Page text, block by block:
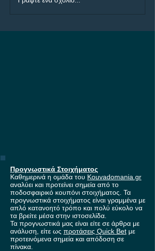
Προγνωστικά Στοιχήματος
Καθημερινά η ομάδα του Kouvadomania.gr
αναλύει και προτείνει σημεία από το
ποδοσφαιρικό κουπόνι στοιχήματος. Τα
προγνωστικά στοιχήματος είναι γραμμένα με
απλό κατανοητό τρόπο και πολύ εύκολο να
τα βρείτε μέσα στην ιστοσελίδα.
Τα προγνωστικά μας είναι είτε σε άρθρα με
ανάλυση, είτε ως προτάσεις Quick Bet με
προτεινόμενα σημεία και απόδοση σε
πίνακα.